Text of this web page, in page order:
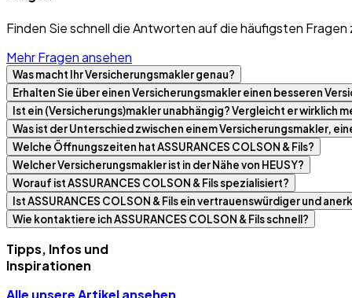
Finden Sie schnell die Antworten auf die häufigsten Fragen
Mehr Fragen ansehen
Was macht Ihr Versicherungsmakler genau?
Erhalten Sie über einen Versicherungsmakler einen besseren
Ist ein (Versicherungs)makler unabhängig? Vergleicht er wirklich
Was ist der Unterschied zwischen einem Versicherungsmakler,
Welche Öffnungszeiten hat ASSURANCES COLSON & Fils?
Welcher Versicherungsmakler ist in der Nähe von HEUSY?
Worauf ist ASSURANCES COLSON & Fils spezialisiert?
Ist ASSURANCES COLSON & Fils ein vertrauenswürdiger und
Wie kontaktiere ich ASSURANCES COLSON & Fils schnell?
Tipps, Infos und
Inspirationen